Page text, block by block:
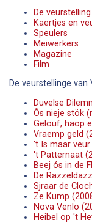
De veurstelling
Kaertjes en
Speulers
Meiwerkers
Magazine
Film
De veurstellinge van
Duvelse
Ôs nieje stök
Gelouf, haop
Vraemp geld
't Is maar
't Patternaat
Beej ós in de
De
Sjraar de
Ze Kump
Nova Venlo
Heibel op 't